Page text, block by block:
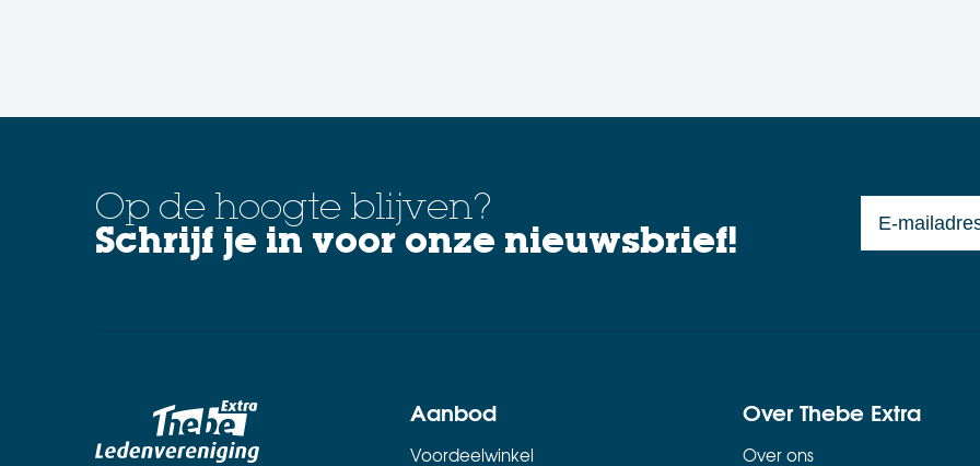
Op de hoogte blijven?
Schrijf je in voor onze nieuwsbrief!
Aanbod
Voordeelwinkel
Over Thebe Extra
Over ons